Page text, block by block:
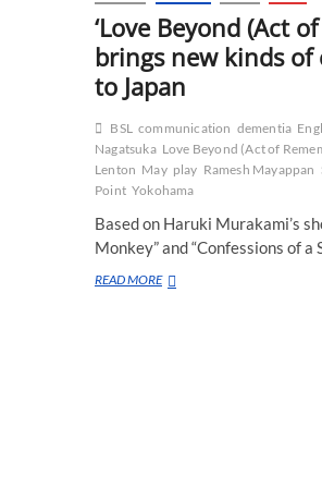
‘Love Beyond (Act
brings new kinds
to Japan
BSL communication dementia
Nagatsuka Love Beyond (Act of
Lenton May play Ramesh Mayappan
Point Yokohama
Based on Haruki Murakami’s
Monkey” and “Confessions of
READ MORE‘Love